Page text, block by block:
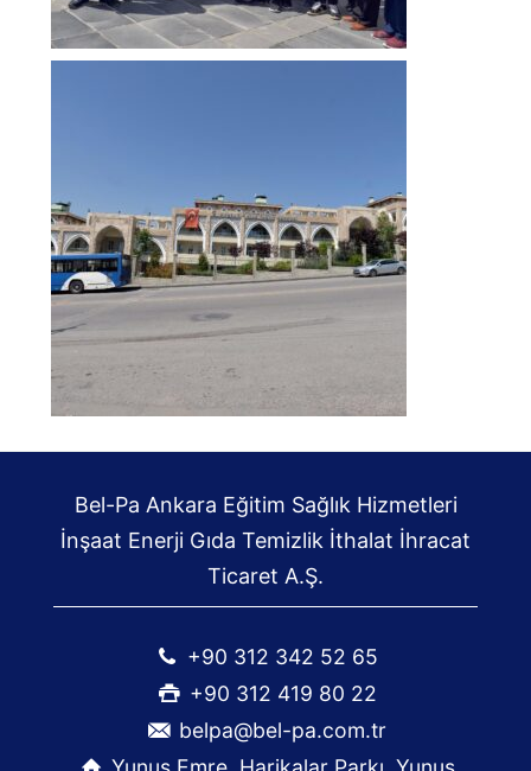
Bel-Pa Ankara Eğitim Sağlık Hizmetleri
İnşaat Enerji Gıda Temizlik İthalat İhracat
Ticaret A.Ş.
+90 312 342 52 65
+90 312 419 80 22
belpa@bel-pa.com.tr